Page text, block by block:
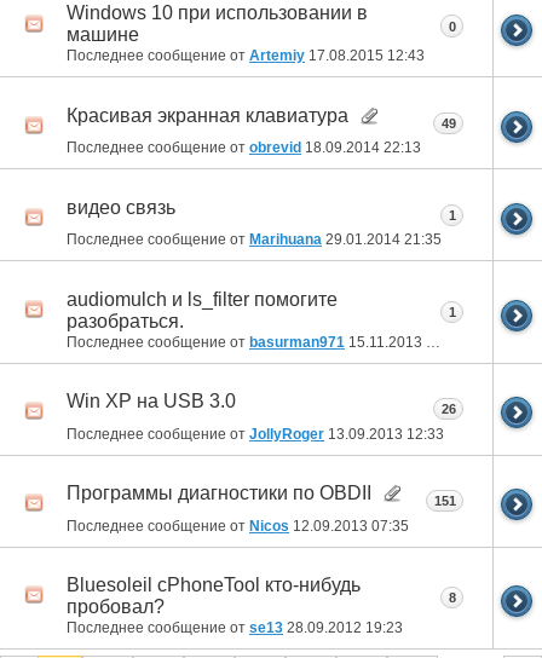
Windows 10 при использовании в
машине
Последнее сообщение от Artemiy 17.08.2015 12:43
0
Красивая экранная клавиатура
Последнее сообщение от obrevid 18.09.2014 22:13
49
видео связь
Последнее сообщение от Marihuana 29.01.2014 21:35
1
audiomulch и ls_filter помогите
разобраться.
Последнее сообщение от basurman971 15.11.2013
1
Win XP на USB 3.0
Последнее сообщение от JollyRoger 13.09.2013 12:33
26
Программы диагностики по OBDII
Последнее сообщение от Nicos 12.09.2013 07:35
151
Bluesoleil cPhoneTool кто-нибудь
пробовал?
Последнее сообщение от se13 28.09.2012 19:23
8